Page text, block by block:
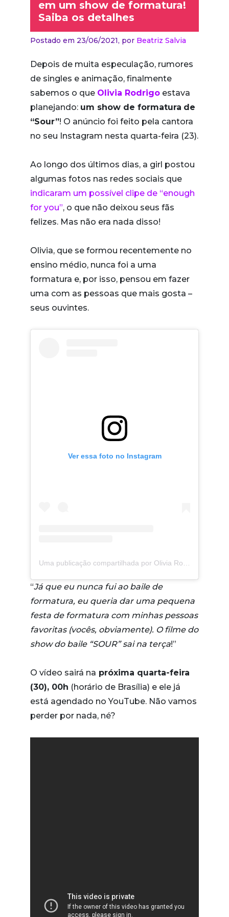
em um show de formatura!
Saiba os detalhes
Postado em 23/06/2021, por Beatriz Salvia
Depois de muita especulação, rumores
de singles e animação, finalmente
sabemos o que Olivia Rodrigo estava
planejando: um show de formatura de
“Sour”! O anúncio foi feito pela cantora
no seu Instagram nesta quarta-feira (23).
Ao longo dos últimos dias, a girl postou
algumas fotos nas redes sociais que
indicaram um possível clipe de “enough
for you”, o que não deixou seus fãs
felizes. Mas não era nada disso!
Olivia, que se formou recentemente no
ensino médio, nunca foi a uma
formatura e, por isso, pensou em fazer
uma com as pessoas que mais gosta –
seus ouvintes.
Ver essa foto no Instagram
“Já que eu nunca fui ao baile de
formatura, eu queria dar uma pequena
festa de formatura com minhas pessoas
favoritas (vocês, obviamente). O filme do
show do baile “SOUR” sai na terça!”
O vídeo sairá na próxima quarta-feira
(30), 00h (horário de Brasília) e ele já
está agendado no YouTube. Não vamos
perder por nada, né?